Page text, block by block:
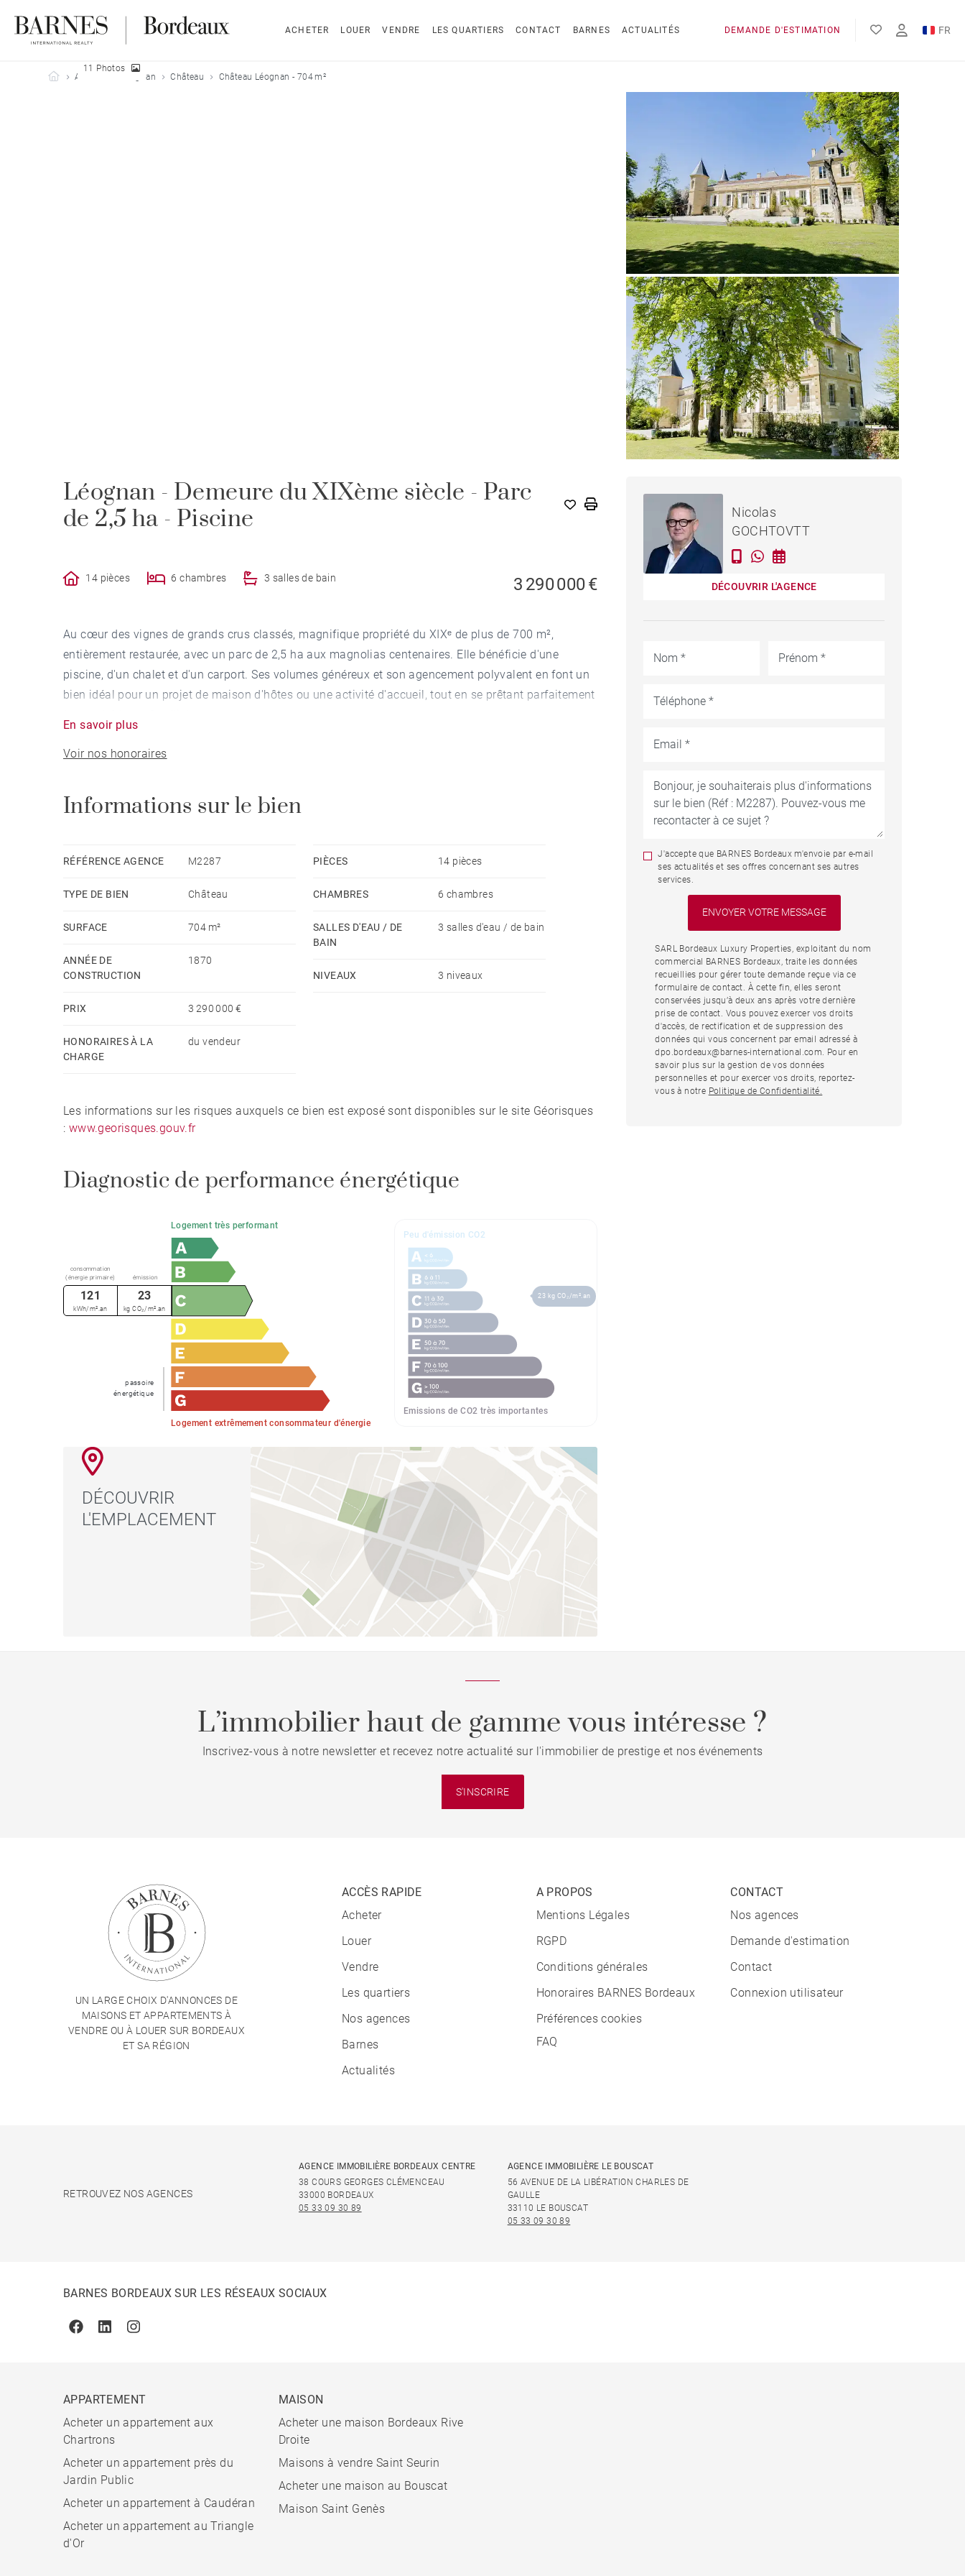
ACHETER LOUER VENDRE LES QUARTIERS CONTACT BARNES ACTUALITÉS DEMANDE D'ESTIMATION
FR
Barnes Bordeaux
Acheter Léognan Château Château Léognan - 704 m²
11 Photos
Léognan - Demeure du XIXème siècle - Parc
de 2,5 ha - Piscine
14 pièces 6 chambres 3 salles de bain 3 290 000 €
Au cœur des vignes de grands crus classés, magnifique propriété du XIXᵉ de plus de 700 m²,
entièrement restaurée, avec un parc de 2,5 ha aux magnolias centenaires. Elle bénéficie d'une
piscine, d'un chalet et d'un carport. Ses volumes généreux et son agencement polyvalent en font un
bien idéal pour un projet de maison d'hôtes ou une activité d'accueil, tout en se prêtant parfaitement
Érigée sur trois niveaux, elle comprend au rez-de-chaussée une entrée, trois pièces de réception, une
cabinet médical déjà existant, idéal pour l'exercice d'une profession libérale, ainsi qu'un
appartement indépendant de 48 m² avec séjour, cuisine, chambre et salle d'eau.
Au 1ᵉʳ étage, trois suites avec salle d'eau, deux chambres et une salle de bain. Au sous-sol, un très
pouvant accueillir plusieurs véhicules complète cette très belle propriété.
En savoir plus
Voir nos honoraires
Informations sur le bien
RÉFÉRENCE AGENCE M2287
TYPE DE BIEN Château
SURFACE 704 m²
ANNÉE DE
CONSTRUCTION
1870
PRIX 3 290 000 €
HONORAIRES À LA
CHARGE
du vendeur
PIÈCES 14 pièces
CHAMBRES 6 chambres
SALLES D'EAU / DE
BAIN
3 salles d'eau / de bain
NIVEAUX 3 niveaux
Les informations sur les risques auxquels ce bien est exposé sont disponibles sur le site Géorisques
: www.georisques.gouv.fr
Diagnostic de performance énergétique
Logement très performant
Logement extrêmement consommateur d'énergie
passoire
énergétique
consommation
(énergie primaire)
émission
121
kWh/m².an
23
kg CO₂/m².an
Peu d'émission CO2
Emissions de CO2 très importantes
23 kg CO₂/m².an
DÉCOUVRIR
L'EMPLACEMENT
CHÂTEAU LÉOGNAN - 704 M²
Nicolas
GOCHTOVTT
DÉCOUVRIR L'AGENCE
J'accepte que BARNES Bordeaux m'envoie par e-mail
ses actualités et ses offres concernant ses autres
services.
SARL Bordeaux Luxury Properties, exploitant du nom
commercial BARNES Bordeaux, traite les données
recueillies pour gérer toute demande reçue via ce
formulaire de contact. À cette fin, elles seront
conservées jusqu’à deux ans après votre dernière
prise de contact. Vous pouvez exercer vos droits
d'accès, de rectification et de suppression des
données qui vous concernent par email adressé à
dpo.bordeaux@barnes-international.com. Pour en
savoir plus sur la gestion de vos données
personnelles et pour exercer vos droits, reportez-
vous à notre Politique de Confidentialité.
L’immobilier haut de gamme vous intéresse ?
Inscrivez-vous à notre newsletter et recevez notre actualité sur l'immobilier de prestige et nos événements
S'INSCRIRE
UN LARGE CHOIX D'ANNONCES DE
MAISONS ET APPARTEMENTS À
VENDRE OU À LOUER SUR BORDEAUX
ET SA RÉGION
ACCÈS RAPIDE
Acheter
Louer
Vendre
Les quartiers
Nos agences
Barnes
Actualités
A PROPOS
Mentions Légales
RGPD
Conditions générales
Honoraires BARNES Bordeaux
Préférences cookies
FAQ
CONTACT
Nos agences
Demande d'estimation
Contact
Connexion utilisateur
RETROUVEZ NOS AGENCES
AGENCE IMMOBILIÈRE BORDEAUX CENTRE
38 COURS GEORGES CLÉMENCEAU
33000 BORDEAUX
05 33 09 30 89
AGENCE IMMOBILIÈRE LE BOUSCAT
56 AVENUE DE LA LIBÉRATION CHARLES DE
GAULLE
33110 LE BOUSCAT
05 33 09 30 89
BARNES BORDEAUX SUR LES RÉSEAUX SOCIAUX
FacebookLinkedinInstagram
APPARTEMENT
Acheter un appartement aux
Chartrons
Acheter un appartement près du
Jardin Public
Acheter un appartement à Caudéran
Acheter un appartement au Triangle
d'Or
MAISON
Acheter une maison Bordeaux Rive
Droite
Maisons à vendre Saint Seurin
Acheter une maison au Bouscat
Maison Saint Genès